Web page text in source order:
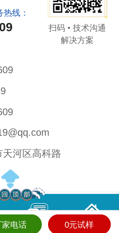
线：
河区高科路
扫码 • 技术沟通
解决方案
在线留言 首页
家电话 0元试样